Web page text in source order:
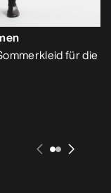
für die